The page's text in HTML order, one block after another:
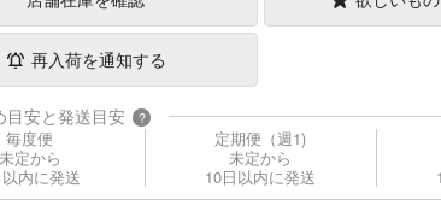
再入荷を通知する
目安と発送目安 ?
毎度便
未定から
内に発送
定期便（週1)
未定から
10日以内に発送